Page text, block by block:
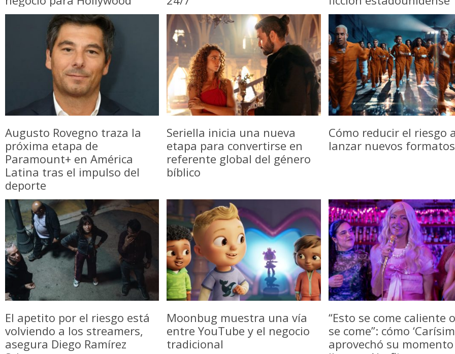
Augusto Rovegno traza la
próxima etapa de
Paramount+ en América
Latina tras el impulso del
deporte
Seriella inicia una nueva
etapa para convertirse en
referente global del género
bíblico
Cómo reducir el riesgo
lanzar nuevos formatos
El apetito por el riesgo está
volviendo a los streamers,
asegura Diego Ramírez
Moonbug muestra una vía
entre YouTube y el negocio
tradicional
“Esto se come caliente
se come”: cómo
aprovechó su